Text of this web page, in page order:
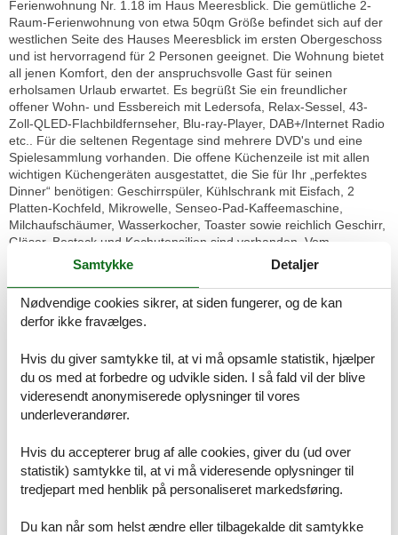
Ferienwohnung Nr. 1.18 im Haus Meeresblick. Die gemütliche 2-
Raum-Ferienwohnung von etwa 50qm Größe befindet sich auf der
westlichen Seite des Hauses Meeresblick im ersten Obergeschoss
und ist hervorragend für 2 Personen geeignet. Die Wohnung bietet
all jenen Komfort, den der anspruchsvolle Gast für seinen
erholsamen Urlaub erwartet. Es begrüßt Sie ein freundlicher
offener Wohn- und Essbereich mit Ledersofa, Relax-Sessel, 43-
Zoll-QLED-Flachbildfernseher, Blu-ray-Player, DAB+/Internet Radio
etc.. Für die seltenen Regentage sind mehrere DVD's und eine
Spielesammlung vorhanden. Die offene Küchenzeile ist mit allen
wichtigen Küchengeräten ausgestattet, die Sie für Ihr „perfektes
Dinner“ benötigen: Geschirrspüler, Kühlschrank mit Eisfach, 2
Platten-Kochfeld, Mikrowelle, Senseo-Pad-Kaffeemaschine,
Milchaufschäumer, Wasserkocher, Toaster sowie reichlich Geschirr,
Gläser, Besteck und Kochutensilien sind vorhanden. Vom
Wohnbereich betreten Sie den möblierten West-Balkon mit
herrlichem seitlichen Ausblick über die Strandpromenade auf die
Ostsee. Von hier können Sie den Abend zu einem Gläschen Wein
ausklingen lassen. Im zum bepflanzten Atrium des Hauses
ausgerichteten Schlafzimmer befinden sich ein Doppelbett (1,60
es auch sehr bequem möglich, auf der modernen und stabilen
Leder-Schlafcouch (mit durchgängiger Bultex-Matratze) zu
übernachten. Das moderne Bad ist funktionell eingerichtet mit
flacher Duschwanne, einem in massivem Eichenholz eingelassenen
BESONDERHEITEN
Wir bitten um Ihr Verständnis, dass das Rauchen nur im
Nichtraucherwohnung handelt. Haustiere sind ebenfalls nicht
Samtykke Detaljer
Nødvendige cookies sikrer, at siden fungerer, og de kan
derfor ikke fravælges.
Hvis du giver samtykke til, at vi må opsamle statistik, hjælper
du os med at forbedre og udvikle siden. I så fald vil der blive
videresendt anonymiserede oplysninger til vores
underleverandører.
Hvis du accepterer brug af alle cookies, giver du (ud over
statistik) samtykke til, at vi må videresende oplysninger til
tredjepart med henblik på personaliseret markedsføring.
Du kan når som helst ændre eller tilbagekalde dit samtykke